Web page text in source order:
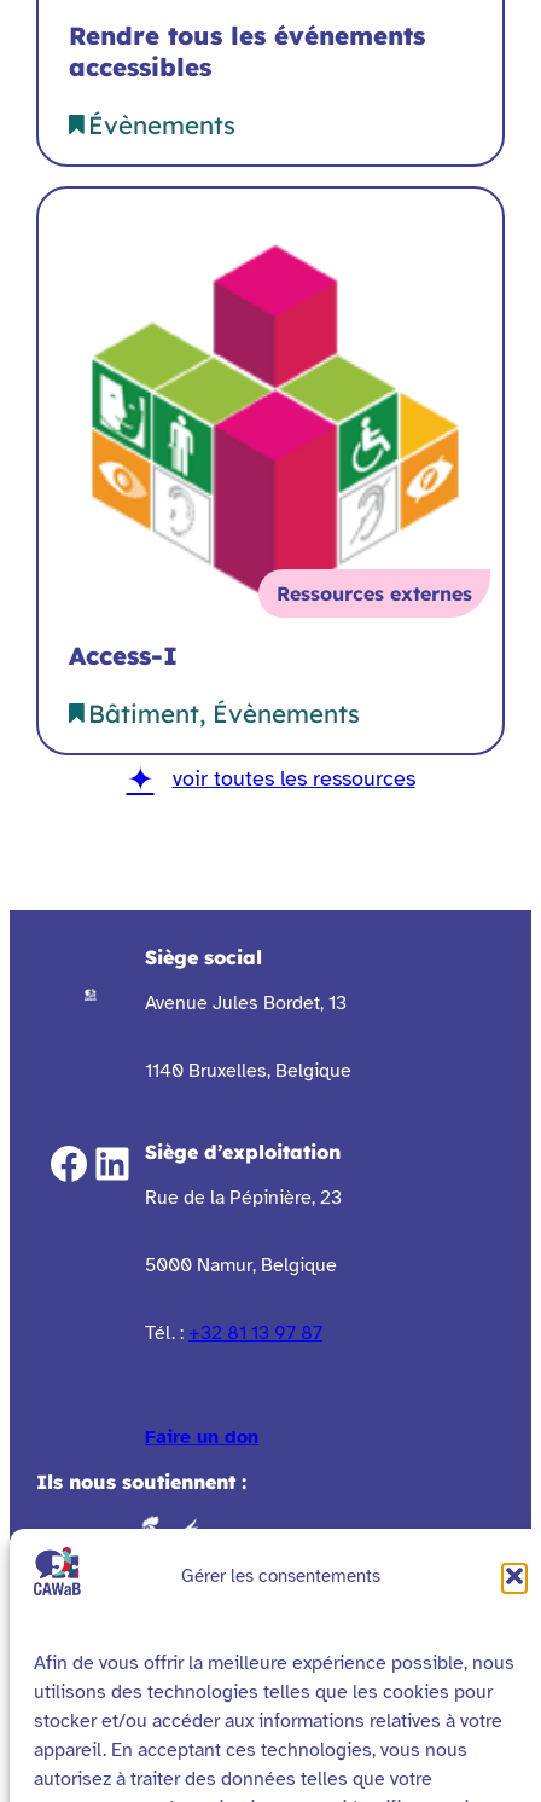
Gérer les consentements
Afin de vous offrir la meilleure expérience possible, nous
utilisons des technologies telles que les cookies pour
stocker et/ou accéder aux informations relatives à votre
appareil. En acceptant ces technologies, vous nous
autorisez à traiter des données telles que votre
Rendre tous les événements
accessibles
Évènements
Ressources externes
Access-I
Bâtiment Évènements
voir toutes les ressources
Facebook LinkedIn
Siège social
Avenue Jules Bordet, 13
1140 Bruxelles, Belgique
Siège d’exploitation
Rue de la Pépinière, 23
5000 Namur, Belgique
Tél. : +32 81 13 97 87
Faire un don
Ils nous soutiennent :